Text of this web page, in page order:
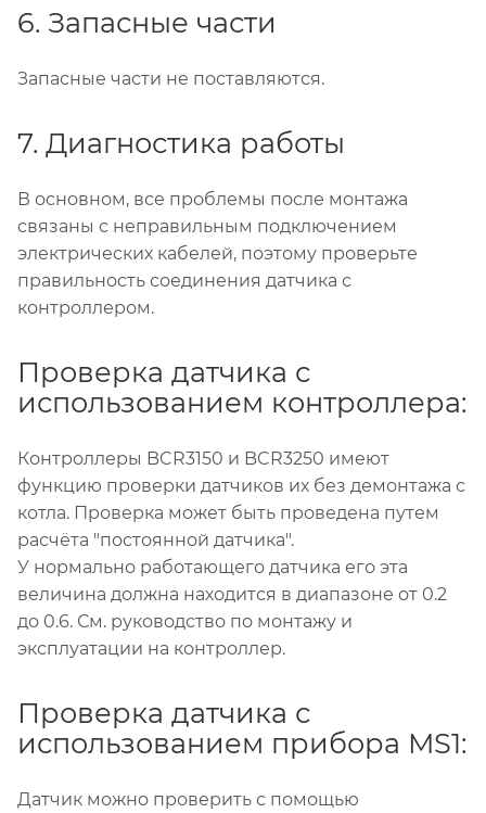
6. Запасные части
Запасные части не поставляются.
7. Диагностика работы
В основном, все проблемы после монтажа
связаны с неправильным подключением
электрических кабелей, поэтому проверьте
правильность соединения датчика с
контроллером.
Проверка датчика с
использованием контроллера:
Контроллеры BCR3150 и BCR3250 имеют
функцию проверки датчиков их без демонтажа с
котла. Проверка может быть проведена путем
расчёта "постоянной датчика".
У нормально работающего датчика его эта
величина должна находится в диапазоне от 0.2
до 0.6. См. руководство по монтажу и
эксплуатации на контроллер.
Проверка датчика с
использованием прибора MS1:
Датчик можно проверить с помощью